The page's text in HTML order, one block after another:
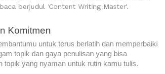
berjudul 'Content Writing Master'.
Komitmen
untuk terus berlatih dan memperbaiki
topik dan gaya penulisan yang bisa
yang nyaman untuk rutin kamu tulis.